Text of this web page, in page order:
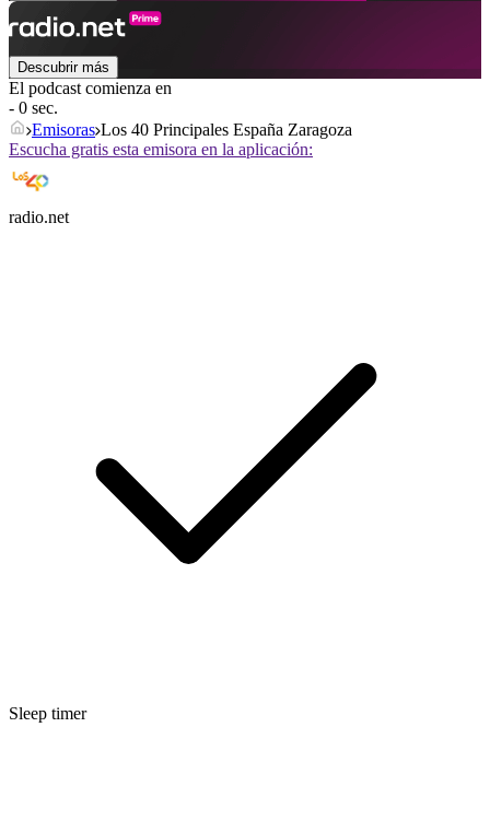
Descubrir más
El podcast comienza en
- 0 sec.
Emisoras Los 40 Principales España Zaragoza
Escucha gratis esta emisora en la aplicación:
radio.net
Sleep timer